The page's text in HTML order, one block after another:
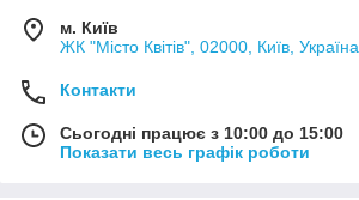
м. Київ
ЖК "Місто Квітів", 02000, Київ, Україна
Контакти
Сьогодні працює з 10:00 до 15:00
Показати весь графік роботи